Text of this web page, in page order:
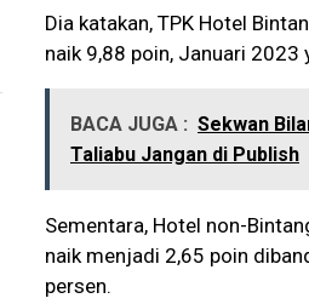
Dia katakan, TPK Hotel
naik 9,88 poin, Januari 2023
BACA JUGA : Sekwan
Taliabu Jangan di Publish
Sementara, Hotel non-
naik menjadi 2,65 poin
persen.